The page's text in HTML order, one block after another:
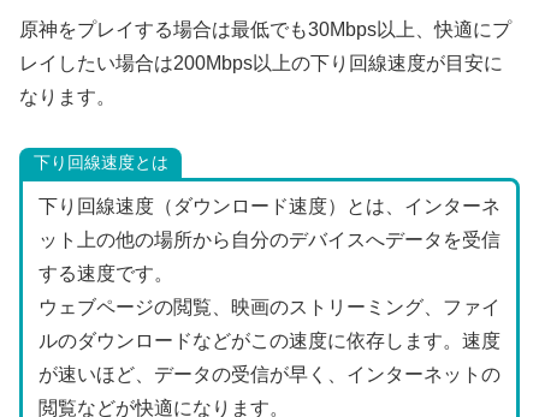
原神をプレイする場合は最低でも30Mbps以上、快適にプ
レイしたい場合は200Mbps以上の下り回線速度が目安に
なります。
下り回線速度とは
下り回線速度（ダウンロード速度）とは、インターネ
ット上の他の場所から自分のデバイスへデータを受信
する速度です。
ウェブページの閲覧、映画のストリーミング、ファイ
ルのダウンロードなどがこの速度に依存します。速度
が速いほど、データの受信が早く、インターネットの
閲覧などが快適になります。